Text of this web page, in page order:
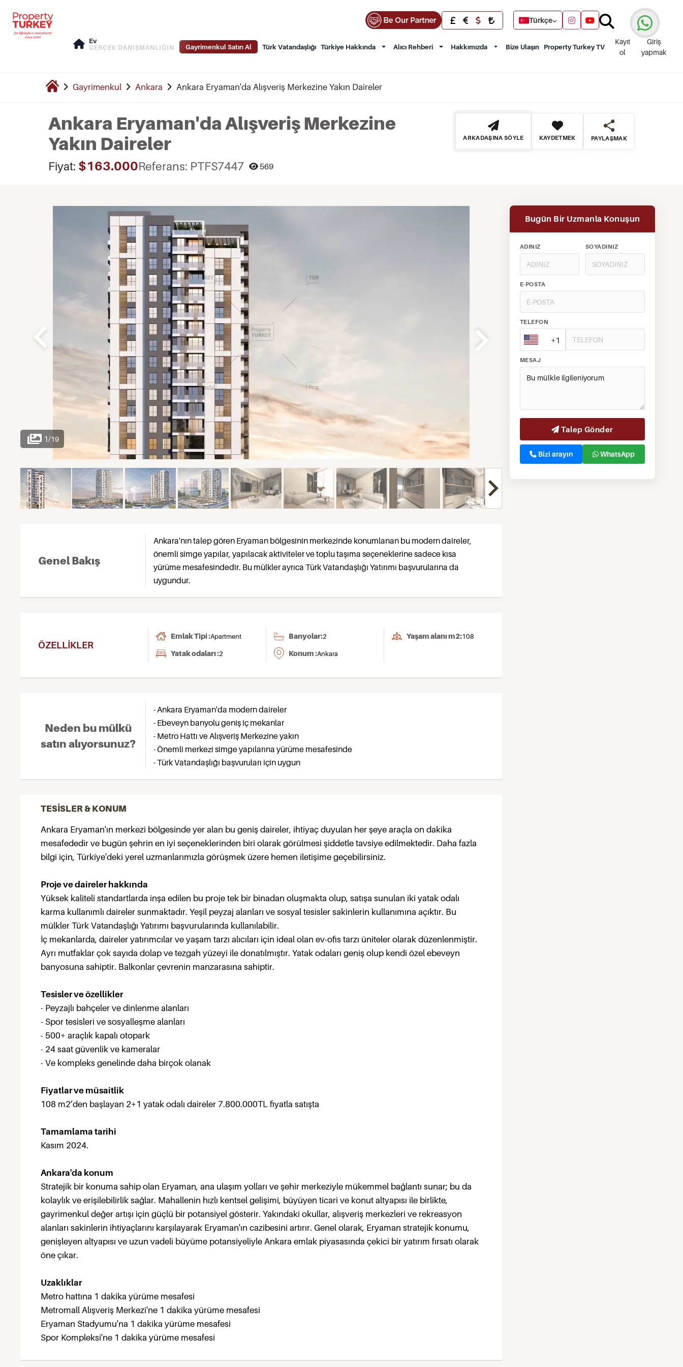
Türkçe
Ev
GERÇEK DANIŞMANLIĞIN Gayrimenkul Satın Al Türk Vatandaşlığı Türkiye Hakkında Alıcı Rehberi Hakkımızda Bize Ulaşın Property Turkey TV
Kayıt
ol
Giriş
yapmak
Gayrimenkul Ankara Ankara Eryaman'da Alışveriş Merkezine Yakın Daireler
Ankara Eryaman'da Alışveriş Merkezine
Yakın Daireler
Fiyat: $163.000Referans: PTFS7447 569
ARKADAŞINA SÖYLE KAYDETMEK PAYLAŞMAK
1/19
Genel Bakış
Ankara'nın talep gören Eryaman bölgesinin merkezinde konumlanan bu modern daireler,
önemli simge yapılar, yapılacak aktiviteler ve toplu taşıma seçeneklerine sadece kısa
yürüme mesafesindedir. Bu mülkler ayrıca Türk Vatandaşlığı Yatırımı başvurularına da
uygundur.
ÖZELLIKLER
Emlak Tipi :Apartment
Yatak odaları :2
Banyolar:2
Konum :Ankara
Yaşam alanı m2:108
Neden bu mülkü
satın alıyorsunuz?
- Ankara Eryaman'da modern daireler
- Ebeveyn banyolu geniş iç mekanlar
- Metro Hattı ve Alışveriş Merkezine yakın
- Önemli merkezi simge yapılarına yürüme mesafesinde
- Türk Vatandaşlığı başvuruları için uygun
TESİSLER & KONUM
Ankara Eryaman'ın merkezi bölgesinde yer alan bu geniş daireler, ihtiyaç duyulan her şeye araçla on dakika
mesafededir ve bugün şehrin en iyi seçeneklerinden biri olarak görülmesi şiddetle tavsiye edilmektedir. Daha fazla
bilgi için, Türkiye'deki yerel uzmanlarımızla görüşmek üzere hemen iletişime geçebilirsiniz.
Proje ve daireler hakkında
Yüksek kaliteli standartlarda inşa edilen bu proje tek bir binadan oluşmakta olup, satışa sunulan iki yatak odalı
karma kullanımlı daireler sunmaktadır. Yeşil peyzaj alanları ve sosyal tesisler sakinlerin kullanımına açıktır. Bu
mülkler Türk Vatandaşlığı Yatırımı başvurularında kullanılabilir.
İç mekanlarda, daireler yatırımcılar ve yaşam tarzı alıcıları için ideal olan ev-ofis tarzı üniteler olarak düzenlenmiştir.
Ayrı mutfaklar çok sayıda dolap ve tezgah yüzeyi ile donatılmıştır. Yatak odaları geniş olup kendi özel ebeveyn
banyosuna sahiptir. Balkonlar çevrenin manzarasına sahiptir.
Tesisler ve özellikler
- Peyzajlı bahçeler ve dinlenme alanları
- Spor tesisleri ve sosyalleşme alanları
- 500+ araçlık kapalı otopark
- 24 saat güvenlik ve kameralar
- Ve kompleks genelinde daha birçok olanak
Fiyatlar ve müsaitlik
108 m2’den başlayan 2+1 yatak odalı daireler 7.800.000TL fiyatla satışta
Tamamlama tarihi
Kasım 2024.
Ankara'da konum
Stratejik bir konuma sahip olan Eryaman, ana ulaşım yolları ve şehir merkeziyle mükemmel bağlantı sunar; bu da
kolaylık ve erişilebilirlik sağlar. Mahallenin hızlı kentsel gelişimi, büyüyen ticari ve konut altyapısı ile birlikte,
gayrimenkul değer artışı için güçlü bir potansiyel gösterir. Yakındaki okullar, alışveriş merkezleri ve rekreasyon
alanları sakinlerin ihtiyaçlarını karşılayarak Eryaman'ın cazibesini artırır. Genel olarak, Eryaman stratejik konumu,
genişleyen altyapısı ve uzun vadeli büyüme potansiyeliyle Ankara emlak piyasasında çekici bir yatırım fırsatı olarak
öne çıkar.
Uzaklıklar
Metro hattına 1 dakika yürüme mesafesi
Metromall Alışveriş Merkezi'ne 1 dakika yürüme mesafesi
Eryaman Stadyumu'na 1 dakika yürüme mesafesi
Spor Kompleksi'ne 1 dakika yürüme mesafesi
Bugün Bir Uzmanla Konuşun
ADINIZ SOYADINIZ
E-POSTA
TELEFON
+1
MESAJ
Talep Gönder
Bizi arayın WhatsApp